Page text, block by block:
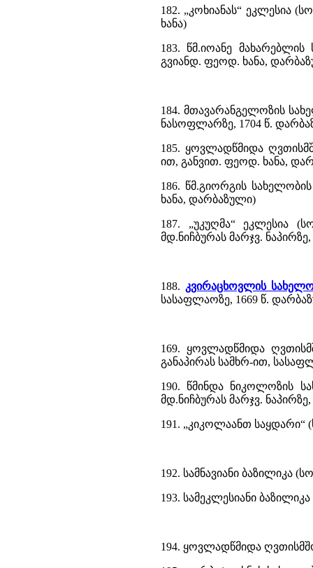
182. „კოხიანას“ ეკლესია
ხანა)
183. წმ.იოანე
გვიანდ. ფეოდ. ხანა,
184. მთავარანგელოზის
ნასოფლარზე, 1704 წ.
185. ყოვლადწმიდა
ით, განვით. ფეოდ. ხანა,
186. წმ.გიორგის
ხანა, დარბაზული)
187. „უკუღმა“ ეკლესია
მდ.ნიჩბურას მარჯვ.
188. კვირაცხოვლის
სასაფლაოზე, 1669 წ.
169. ყოვლადწმიდა
განაპირას სამხრ-ით,
190. წმინდა ნიკოლოზის
მდ.ნიჩბურას მარჯვ.
191. „კიკოლაანთ
192. სამნავიანი ბაზილიკა
193. სამეკლესიანი
194. ყოვლადწმიდა